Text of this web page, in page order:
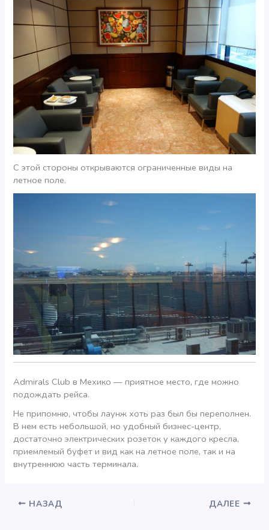
С этой стороны открываются ограниченные виды на
летное поле.
Admirals Club в Мехико — приятное место, где можно
подождать рейса.
Не припомню, чтобы лаунж хоть раз был бы переполнен.
В нем есть небольшой, но удобный бизнес-центр,
достаточно электрических розеток у каждого кресла,
приемлемый буфет и вид как на летное поле, так и на
внутреннюю часть терминала.
НАЗАД ДАЛЕЕ